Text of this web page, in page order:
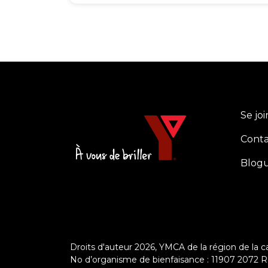
Left
Se
Droits d'auteur 2026, YMCA de la région de la
No d’organisme de bienfaisance : 11907 2072